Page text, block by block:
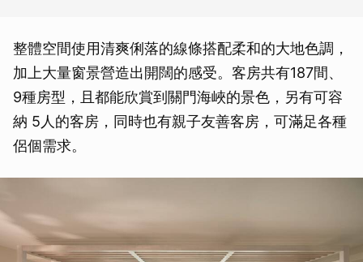
整體空間使用清爽俐落的線條搭配柔和的大地色調，
加上大量窗景營造出開闊的感受。客房共有187間、
9種房型，且都能欣賞到關門海峽的景色，另有可容
納 5人的客房，同時也有親子友善客房，可滿足各種
侶個需求。